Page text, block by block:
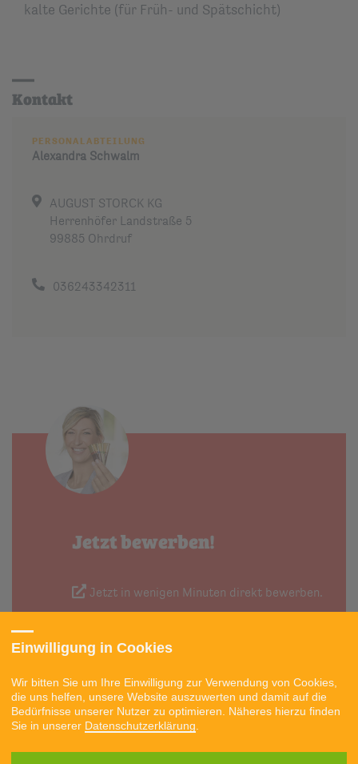
Einwilligung in Cookies
Wir bitten Sie um Ihre Einwilligung zur Verwendung von Cookies,
die uns helfen, unsere Website auszuwerten und damit auf die
Bedürfnisse unserer Nutzer zu optimieren. Näheres hierzu finden
Sie in unserer Datenschutzerklärung
kalte Gerichte (für Früh- und Spätschicht)
Kontakt
PERSONALABTEILUNG
Alexandra Schwalm
AUGUST STORCK KG
Herrenhöfer Landstraße 5
99885 Ohrdruf
036243342311
Jetzt bewerben!
Jetzt in wenigen Minuten direkt bewerben.
BEWERBEN